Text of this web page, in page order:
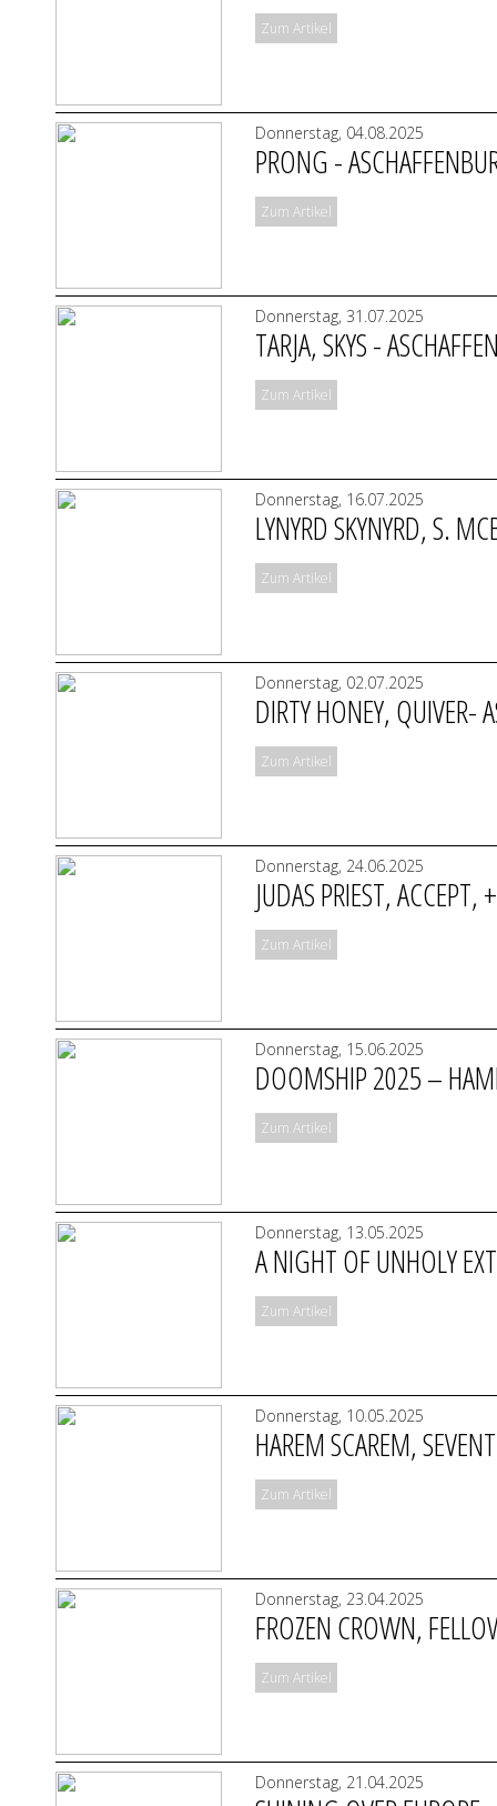
Zum Artikel
Donnerstag, 04.08.2025
PRONG -
Zum Artikel
Donnerstag, 31.07.2025
TARJA, SKYS -
Zum Artikel
Donnerstag, 16.07.2025
LYNYRD SKYNYRD, S.
Zum Artikel
Donnerstag, 02.07.2025
DIRTY HONEY, QUIVER-
Zum Artikel
Donnerstag, 24.06.2025
JUDAS PRIEST,
Zum Artikel
Donnerstag, 15.06.2025
DOOMSHIP 2025 –
Zum Artikel
Donnerstag, 13.05.2025
A NIGHT OF UNHOLY
Zum Artikel
Donnerstag, 10.05.2025
HAREM SCAREM,
Zum Artikel
Donnerstag, 23.04.2025
FROZEN CROWN,
Zum Artikel
Donnerstag, 21.04.2025